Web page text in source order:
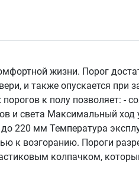
жизни. Порог
и также опускается при
к полу позволяет: -
и света Максимальный ход
220 мм Температура
к возгоранию. Пороги
колпачком,